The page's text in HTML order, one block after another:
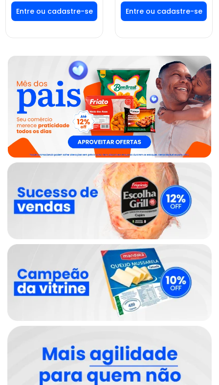
Faça seu login ou
cadastre-se para
ver preços e
Faça seu login ou
cadastre-se para
ver preços e